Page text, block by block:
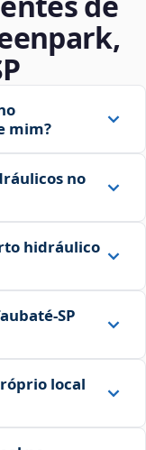
mim?
no
hidráulico
local